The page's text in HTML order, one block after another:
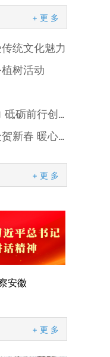
+ 更 多
统文化魅力
树活动
前行创辉煌
心送福至基层
+ 更 多
+ 更 多